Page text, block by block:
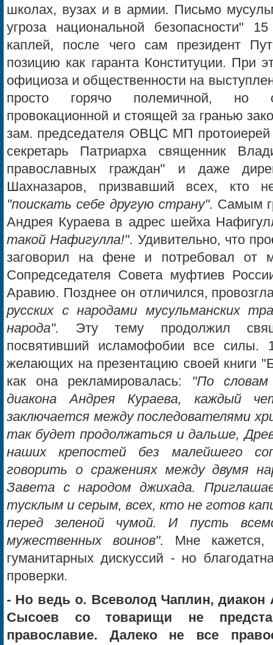
школах, вузах и в армии. Письмо
угроза национальной безопасности"
каплей, после чего сам президент
позицию как гаранта Конституции. При
официоза и общественности на
просто горячо полемичной, но
провокационной и стоящей за гранью
зам. председателя ОВЦС МП
секретарь Патриарха священник
православных граждан" и даже
Шахназаров, призвавший всех, кто
"поискать себе другую страну". Самым
Андрея Кураева в адрес шейха
такой Нафигулла!". Удивительно, что
заговорил на фене и потребовал от
Сопредседателя Совета муфтиев
Аравию. Позднее он отличился,
русских с народами мусульманских
народа". Эту тему продолжил
посвятивший исламофобии все силы.
желающих на презентацию своей книги
как она рекламировалась: "По словам
диакона Андрея Кураева, каждый
заключается между последователями
так будет продолжаться и дальше,
наших крепостей без малейшего
говорить о сражениях между двумя
Завета с народом джихада.
тусклым и серым, всех, кто не готов
перед зеленой чумой. И пусть
мужественных воинов". Мне
гуманитарных дискуссий - но
проверки.
- Но ведь о. Всеволод Чаплин, диакон
Сысоев со товарищи не
православие. Далеко не все